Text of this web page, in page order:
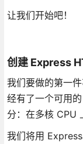
让我们开始吧！
创建 Express
我们要做的第一
经有了一个可用
分：在多核 CPU
我们将用